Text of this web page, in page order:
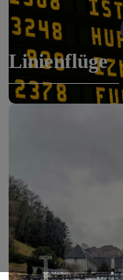
Linienflüge